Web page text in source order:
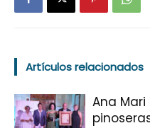
Artículos relacionados
Ana